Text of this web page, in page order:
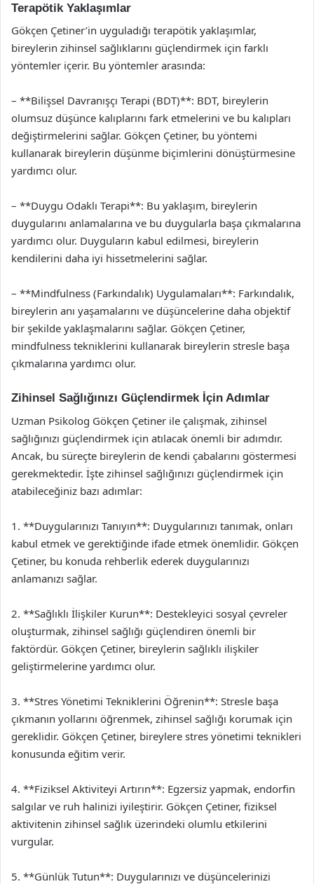
Terapötik Yaklaşımlar
Gökçen Çetiner’in uyguladığı terapötik yaklaşımlar,
bireylerin zihinsel sağlıklarını güçlendirmek için farklı
yöntemler içerir. Bu yöntemler arasında:
– **Bilişsel Davranışçı Terapi (BDT)**: BDT, bireylerin
olumsuz düşünce kalıplarını fark etmelerini ve bu kalıpları
değiştirmelerini sağlar. Gökçen Çetiner, bu yöntemi
kullanarak bireylerin düşünme biçimlerini dönüştürmesine
yardımcı olur.
– **Duygu Odaklı Terapi**: Bu yaklaşım, bireylerin
duygularını anlamalarına ve bu duygularla başa çıkmalarına
yardımcı olur. Duyguların kabul edilmesi, bireylerin
kendilerini daha iyi hissetmelerini sağlar.
– **Mindfulness (Farkındalık) Uygulamaları**: Farkındalık,
bireylerin anı yaşamalarını ve düşüncelerine daha objektif
bir şekilde yaklaşmalarını sağlar. Gökçen Çetiner,
mindfulness tekniklerini kullanarak bireylerin stresle başa
çıkmalarına yardımcı olur.
Zihinsel Sağlığınızı Güçlendirmek İçin Adımlar
Uzman Psikolog Gökçen Çetiner ile çalışmak, zihinsel
sağlığınızı güçlendirmek için atılacak önemli bir adımdır.
Ancak, bu süreçte bireylerin de kendi çabalarını göstermesi
gerekmektedir. İşte zihinsel sağlığınızı güçlendirmek için
atabileceğiniz bazı adımlar:
1. **Duygularınızı Tanıyın**: Duygularınızı tanımak, onları
kabul etmek ve gerektiğinde ifade etmek önemlidir. Gökçen
Çetiner, bu konuda rehberlik ederek duygularınızı
anlamanızı sağlar.
2. **Sağlıklı İlişkiler Kurun**: Destekleyici sosyal çevreler
oluşturmak, zihinsel sağlığı güçlendiren önemli bir
faktördür. Gökçen Çetiner, bireylerin sağlıklı ilişkiler
geliştirmelerine yardımcı olur.
3. **Stres Yönetimi Tekniklerini Öğrenin**: Stresle başa
çıkmanın yollarını öğrenmek, zihinsel sağlığı korumak için
gereklidir. Gökçen Çetiner, bireylere stres yönetimi teknikleri
konusunda eğitim verir.
4. **Fiziksel Aktiviteyi Artırın**: Egzersiz yapmak, endorfin
salgılar ve ruh halinizi iyileştirir. Gökçen Çetiner, fiziksel
aktivitenin zihinsel sağlık üzerindeki olumlu etkilerini
vurgular.
5. **Günlük Tutun**: Duygularınızı ve düşüncelerinizi